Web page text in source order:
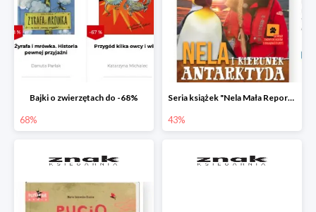
Bajki o zwierzętach do -68%
68%
Seria książek "Nela Mała Reporterka" do -43%
43%